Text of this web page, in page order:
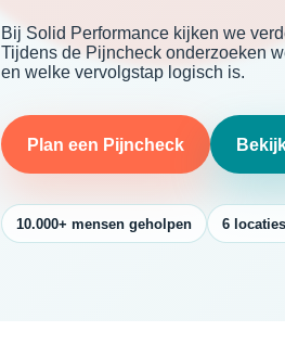
Bij Solid Performance kijken we
Tijdens de Pijncheck onderzoeken
en welke vervolgstap logisch is.
Plan een Pijncheck
10.000+ mensen geholpen 6